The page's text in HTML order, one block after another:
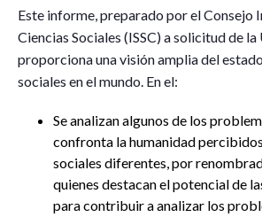
Este informe, preparado por el Consejo
Ciencias Sociales (ISSC) a solicitud de la
proporciona una visión amplia del
sociales en el mundo. En el:
Se analizan algunos de los
confronta la humanidad
sociales diferentes, por
quienes destacan el potencial de
para contribuir a analizar los